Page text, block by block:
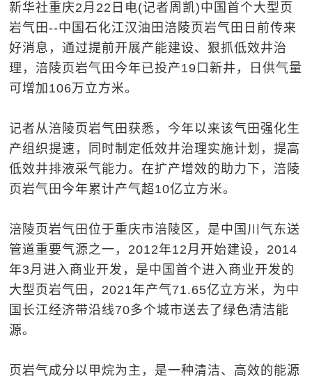
新华社重庆2月22日电(记者周凯)中国首个大型页
岩气田--中国石化江汉油田涪陵页岩气田日前传来
好消息，通过提前开展产能建设、狠抓低效井治
理，涪陵页岩气田今年已投产19口新井，日供气量
可增加106万立方米。
记者从涪陵页岩气田获悉，今年以来该气田强化生
产组织提速，同时制定低效井治理实施计划，提高
低效井排液采气能力。在扩产增效的助力下，涪陵
页岩气田今年累计产气超10亿立方米。
涪陵页岩气田位于重庆市涪陵区，是中国川气东送
管道重要气源之一，2012年12月开始建设，2014
年3月进入商业开发，是中国首个进入商业开发的
大型页岩气田，2021年产气71.65亿立方米，为中
国长江经济带沿线70多个城市送去了绿色清洁能
源。
页岩气成分以甲烷为主，是一种清洁、高效的能源